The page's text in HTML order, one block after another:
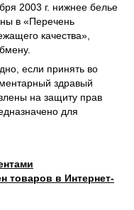
2003 г. нижнее белье
в «Перечень
качества»,
если принять во
здравый
на защиту прав
для
товаров в Интернет-